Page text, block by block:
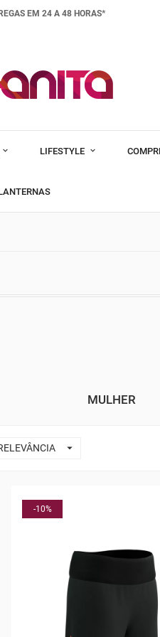
EM 24 A 48 HORAS*
LIFESTYLE
MULHER

-10%